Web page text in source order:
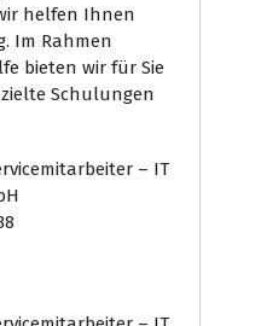
helfen Ihnen
Im Rahmen
bieten wir für Sie
Schulungen
– IT